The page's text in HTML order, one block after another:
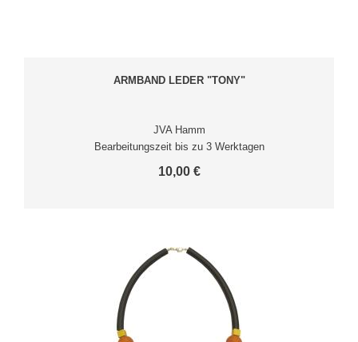
ARMBAND LEDER "TONY"
JVA Hamm
Bearbeitungszeit bis zu 3 Werktagen
10,00 €